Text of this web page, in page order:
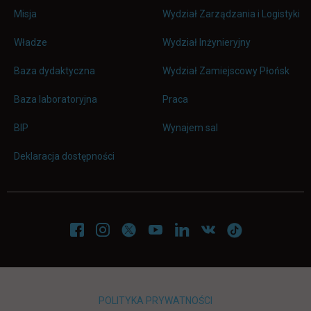
Misja
Władze
Baza dydaktyczna
Baza laboratoryjna
BIP
Deklaracja dostępności
Wydział Zarządzania i Logistyki
Wydział Inżynieryjny
Wydział Zamiejscowy Płońsk
Praca
Wynajem sal
POLITYKA PRYWATNOŚCI